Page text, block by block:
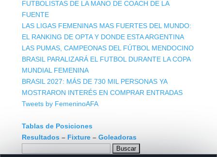
FUTBOLISTAS DE LA MANO DE COACH DE LA
FUENTE
LAS LIGAS FEMENINAS MAS FUERTES DEL MUNDO:
EL RANKING DE OPTA Y DONDE ESTA ARGENTINA
LAS PUMAS, CAMPEONAS DEL FÚTBOL MENDOCINO
BRASIL PARALIZARÁ EL FUTBOL DURANTE LA COPA
MUNDIAL FEMENINA
BRASIL 2027: MÁS DE 730 MIL PERSONAS YA
MOSTRARON INTERÉS EN COMPRAR ENTRADAS
Tweets by FemeninoAFA
Tablas de Posiciones
Resultados– Fixture– Goleadoras